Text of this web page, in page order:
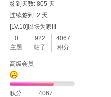
签到天数: 805 天
连续签到: 2 天
[LV.10]以坛为家III
0
主题
922
帖子
4067
积分
高级会员
积分 4067